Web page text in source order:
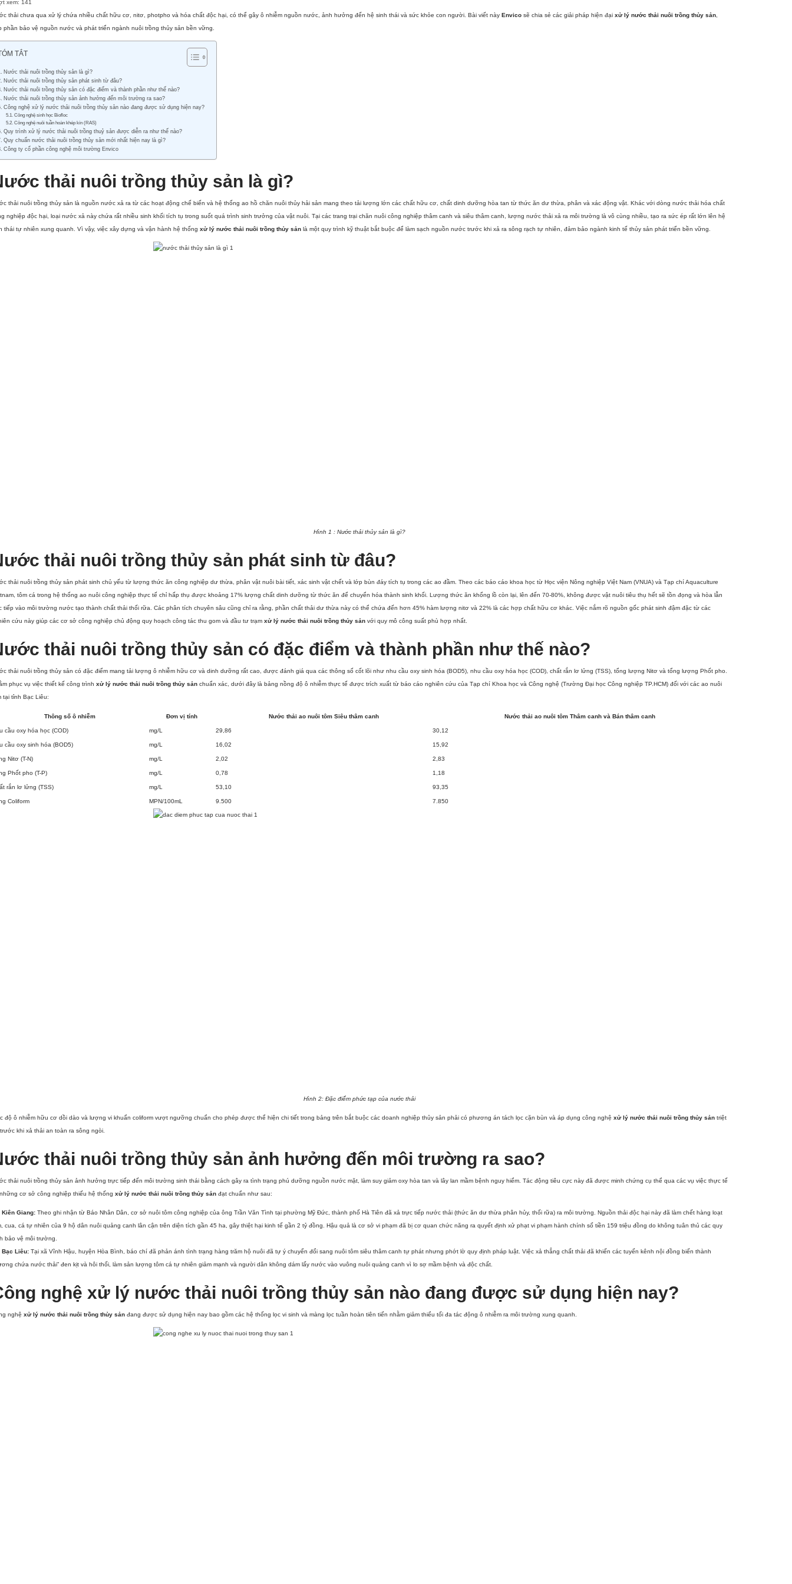
xem: 141
thải chưa qua xử lý chứa nhiều chất hữu cơ, nitơ, photpho và hóa chất độc hại, có thể gây ô nhiễm nguồn nước, ảnh hưởng đến hệ sinh thái và sức khỏe con người. Bài viết này Envico sẽ chia sẻ các giải pháp hiện đại xử lý nước thải nuôi trồng thủy sản
phần bảo vệ nguồn nước và phát triển ngành nuôi trồng thủy sản bền vững.
TẮT
Nước thải nuôi trồng thủy sản là gì?
Nước thải nuôi trồng thủy sản phát sinh từ đâu?
Nước thải nuôi trồng thủy sản có đặc điểm và thành phần như thế nào?
Nước thải nuôi trồng thủy sản ảnh hưởng đến môi trường ra sao?
Công nghệ xử lý nước thải nuôi trồng thủy sản nào đang được sử dụng hiện nay?
Công nghệ sinh học Biofloc
Công nghệ nuôi tuần hoàn khép kín (RAS)
Quy trình xử lý nước thải nuôi trồng thuỷ sản được diễn ra như thế nào?
Quy chuẩn nước thải nuôi trồng thủy sản mới nhất hiện nay là gì?
Công ty cổ phần công nghệ môi trường Envico
thải nuôi trồng thủy sản là gì?
thải nuôi trồng thủy sản là nguồn nước xả ra từ các hoạt động chế biến và hệ thống ao hồ chăn nuôi thủy hải sản mang theo tải lượng lớn các chất hữu cơ, chất dinh dưỡng hòa tan từ thức ăn dư thừa, phân và xác động vật. Khác với dòng nước thải hóa chất
nghiệp độc hại, loại nước xả này chứa rất nhiều sinh khối tích tụ trong suốt quá trình sinh trưởng của vật nuôi. Tại các trang trại chăn nuôi công nghiệp thâm canh và siêu thâm canh, lượng nước thải xả ra môi trường là vô cùng nhiều, tạo ra sức ép rất lớn lên hệ
thái tự nhiên xung quanh. Vì vậy, việc xây dựng và vận hành hệ thống xử lý nước thải nuôi trồng thủy sản là một quy trình kỹ thuật bắt buộc để làm sạch nguồn nước trước khi xả ra sông rạch tự nhiên, đảm bảo ngành kinh tế thủy sản phát triển bền vững.
Hình 1 : Nước thải thủy sản là gì?
thải nuôi trồng thủy sản phát sinh từ đâu?
thải nuôi trồng thủy sản phát sinh chủ yếu từ lượng thức ăn công nghiệp dư thừa, phân vật nuôi bài tiết, xác sinh vật chết và lớp bùn đáy tích tụ trong các ao đầm. Theo các báo cáo khoa học từ Học viện Nông nghiệp Việt Nam (VNUA) và Tạp chí Aquaculture
tôm cá trong hệ thống ao nuôi công nghiệp thực tế chỉ hấp thụ được khoảng 17% lượng chất dinh dưỡng từ thức ăn để chuyển hóa thành sinh khối. Lượng thức ăn khổng lồ còn lại, lên đến 70-80%, không được vật nuôi tiêu thụ hết sẽ tồn đọng và hòa lẫn
tiếp vào môi trường nước tạo thành chất thải thối rữa. Các phân tích chuyên sâu cũng chỉ ra rằng, phần chất thải dư thừa này có thể chứa đến hơn 45% hàm lượng nitơ và 22% là các hợp chất hữu cơ khác. Việc nắm rõ nguồn gốc phát sinh đậm đặc từ các
cứu này giúp các cơ sở công nghiệp chủ động quy hoạch công tác thu gom và đầu tư trạm xử lý nước thải nuôi trồng thủy sản với quy mô công suất phù hợp nhất.
thải nuôi trồng thủy sản có đặc điểm và thành phần như thế nào?
thải nuôi trồng thủy sản có đặc điểm mang tải lượng ô nhiễm hữu cơ và dinh dưỡng rất cao, được đánh giá qua các thông số cốt lõi như nhu cầu oxy sinh hóa (BOD5), nhu cầu oxy hóa học (COD), chất rắn lơ lửng (TSS), tổng lượng Nitơ và tổng lượng Phốt pho.
phục vụ việc thiết kế công trình xử lý nước thải nuôi trồng thủy sản chuẩn xác, dưới đây là bảng nồng độ ô nhiễm thực tế được trích xuất từ báo cáo nghiên cứu của Tạp chí Khoa học và Công nghệ (Trường Đại học Công nghiệp TP.HCM) đối với các ao nuôi
tại tỉnh Bạc Liêu:
Thông số ô nhiễm Đơn vị tính Nước thải ao nuôi tôm Siêu thâm canh Nước thải ao nuôi tôm Thâm canh và Bán thâm canh
cầu oxy hóa học (COD) mg/L 29,86 30,12
cầu oxy sinh hóa (BOD5) mg/L 16,02 15,92
Nitơ (T-N) mg/L 2,02 2,83
Phốt pho (T-P) mg/L 0,78 1,18
rắn lơ lửng (TSS) mg/L 53,10 93,35
Coliform MPN/100mL 9.500 7.850
Hình 2: Đặc điểm phức tạp của nước thải
độ ô nhiễm hữu cơ dồi dào và lượng vi khuẩn coliform vượt ngưỡng chuẩn cho phép được thể hiện chi tiết trong bảng trên bắt buộc các doanh nghiệp thủy sản phải có phương án tách lọc cặn bùn và áp dụng công nghệ xử lý nước thải nuôi trồng thủy sản triệt
khi xả thải an toàn ra sông ngòi.
thải nuôi trồng thủy sản ảnh hưởng đến môi trường ra sao?
thải nuôi trồng thủy sản ảnh hưởng trực tiếp đến môi trường sinh thái bằng cách gây ra tình trạng phú dưỡng nguồn nước mặt, làm suy giảm oxy hòa tan và lây lan mầm bệnh nguy hiểm. Tác động tiêu cực này đã được minh chứng cụ thể qua các vụ việc thực tế
cơ sở công nghiệp thiếu hệ thống xử lý nước thải nuôi trồng thủy sản đạt chuẩn như sau:
Kiên Giang: Theo ghi nhận từ Báo Nhân Dân, cơ sở nuôi tôm công nghiệp của ông Trần Văn Tình tại phường Mỹ Đức, thành phố Hà Tiên đã xả trực tiếp nước thải (thức ăn dư thừa phân hủy, thối rữa) ra môi trường. Nguồn thải độc hại này đã làm chết hàng loạt
cua, cá tự nhiên của 9 hộ dân nuôi quảng canh lân cận trên diện tích gần 45 ha, gây thiệt hại kinh tế gần 2 tỷ đồng. Hậu quả là cơ sở vi phạm đã bị cơ quan chức năng ra quyết định xử phạt vi phạm hành chính số tiền 159 triệu đồng do không tuân thủ các quy
bảo vệ môi trường.
Bạc Liêu: Tại xã Vĩnh Hậu, huyện Hòa Bình, báo chí đã phản ánh tình trạng hàng trăm hộ nuôi đã tự ý chuyển đổi sang nuôi tôm siêu thâm canh tự phát nhưng phớt lờ quy định pháp luật. Việc xả thẳng chất thải đã khiến các tuyến kênh nội đồng biến thành
chứa nước thải” đen kịt và hôi thối, làm sản lượng tôm cá tự nhiên giảm mạnh và người dân không dám lấy nước vào vuông nuôi quảng canh vì lo sợ mầm bệnh và độc chất.
nghệ xử lý nước thải nuôi trồng thủy sản nào đang được sử dụng hiện nay?
nghệ xử lý nước thải nuôi trồng thủy sản đang được sử dụng hiện nay bao gồm các hệ thống lọc vi sinh và màng lọc tuần hoàn tiên tiến nhằm giảm thiểu tối đa tác động ô nhiễm ra môi trường xung quanh.